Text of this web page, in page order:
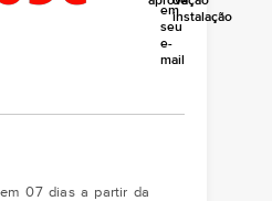
07 dias a partir da
em
seu
e-
mail
instalação